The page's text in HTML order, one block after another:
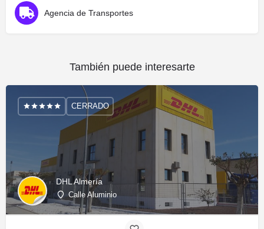
Agencia de Transportes
También puede interesarte
DHL Almería
Calle Aluminio
CERRADO